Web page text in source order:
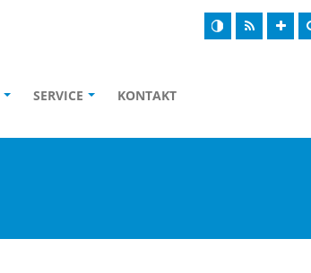
SERVICE KONTAKT